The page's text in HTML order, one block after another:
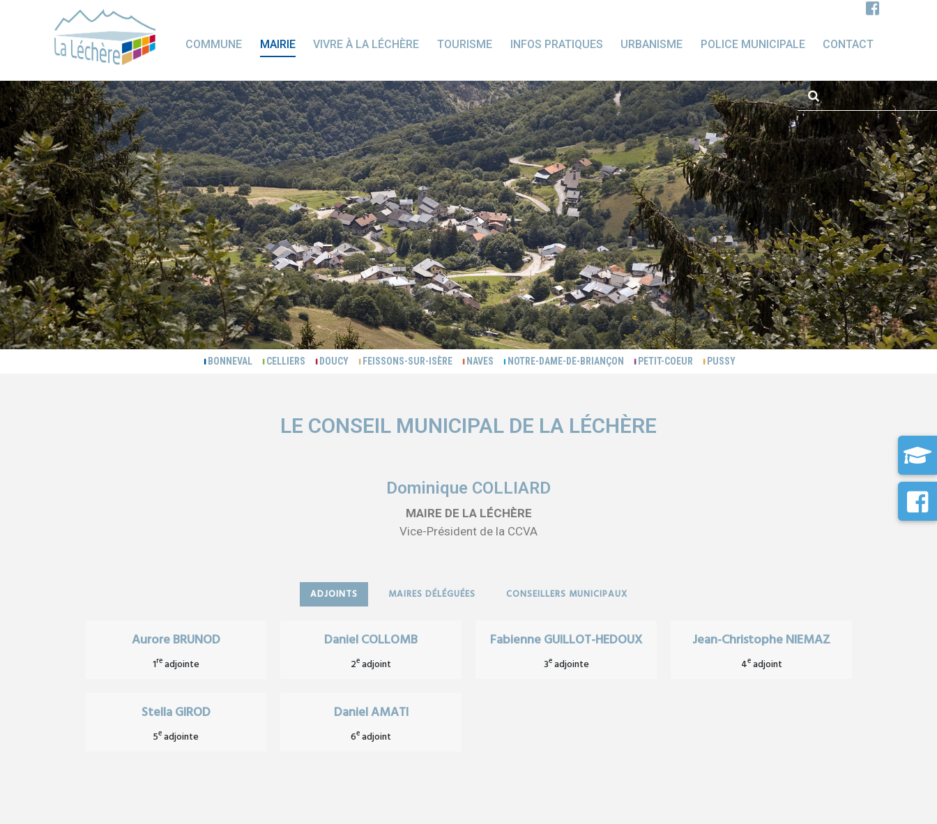
COMMUNE MAIRIE VIVRE À LA LÉCHÈRE TOURISME INFOS PRATIQUES URBANISME POLICE MUNICIPALE CONTACT
BONNEVAL CELLIERS DOUCY FEISSONS-SUR-ISÈRE NAVES NOTRE-DAME-DE-BRIANÇON PETIT-COEUR PUSSY
LE CONSEIL MUNICIPAL DE LA LÉCHÈRE
Dominique COLLIARD
MAIRE DE LA LÉCHÈRE
Vice-Président de la CCVA
ADJOINTS MAIRES DÉLÉGUÉES CONSEILLERS MUNICIPAUX
Aurore BRUNOD
1readjointe
Daniel COLLOMB
2eadjoint
Fabienne GUILLOT-HEDOUX
3eadjointe
Jean-Christophe NIEMAZ
4eadjoint
Stella GIROD
5eadjointe
Daniel AMATI
6eadjoint